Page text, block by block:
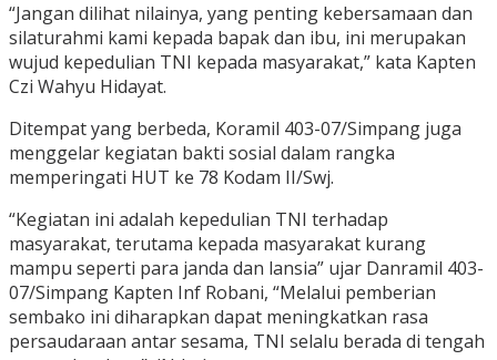
“Jangan dilihat nilainya, yang penting kebersamaan dan
silaturahmi kami kepada bapak dan ibu, ini merupakan
wujud kepedulian TNI kepada masyarakat,” kata Kapten
Czi Wahyu Hidayat.
Ditempat yang berbeda, Koramil 403-07/Simpang juga
menggelar kegiatan bakti sosial dalam rangka
memperingati HUT ke 78 Kodam II/Swj.
“Kegiatan ini adalah kepedulian TNI terhadap
masyarakat, terutama kepada masyarakat kurang
mampu seperti para janda dan lansia” ujar Danramil 403-
07/Simpang Kapten Inf Robani, “Melalui pemberian
sembako ini diharapkan dapat meningkatkan rasa
persaudaraan antar sesama, TNI selalu berada di tengah